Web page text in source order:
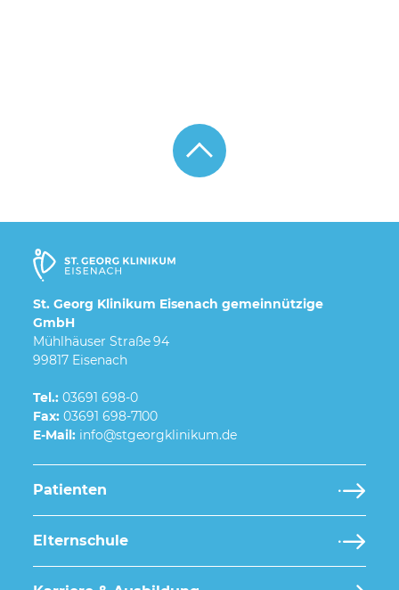
St. Georg Klinikum Eisenach gemeinnützige
GmbH
Mühlhäuser Straße 94
99817 Eisenach
Tel.: 03691 698-0
Fax: 03691 698-7100
E-Mail:
Patienten
Elternschule